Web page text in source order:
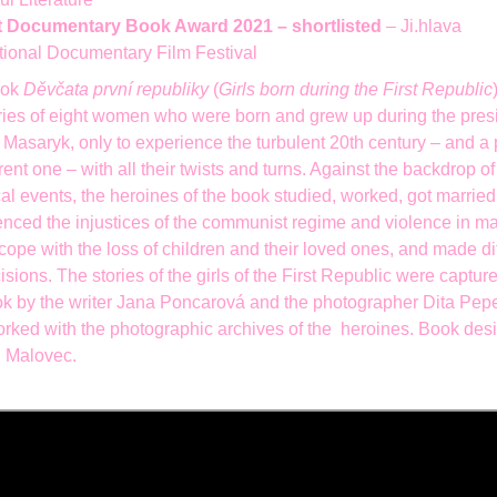
Book Award 2021 – shortlisted – Ji.hlava
Documentary Film Festival
Děvčata první republiky(Girls born during the First Republic
of eight women who were born and grew up during the
Masaryk, only to experience the turbulent 20th century – and a
one – with all their twists and turns. Against the backdrop
events, the heroines of the book studied, worked, got
the injustices of the communist regime and violence in
with the loss of children and their loved ones, and made
The stories of the girls of the First Republic were
by the writer Jana Poncarová and the photographer Dita
with the photographic archives of the heroines. Book
Malovec.